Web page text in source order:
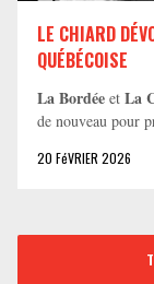
LE CHIARD
QUÉBÉCOISE
La Bordée et La
de nouveau pour
20 FéVRIER 2026